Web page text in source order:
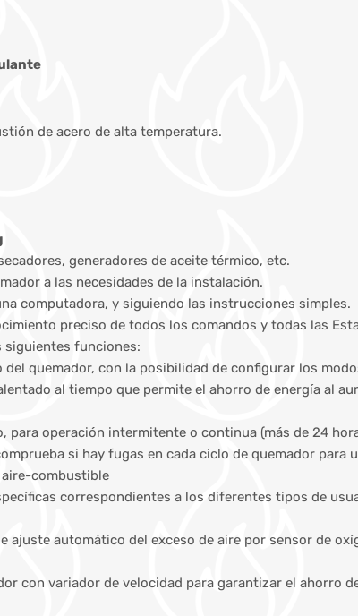
de acero de alta temperatura.
generadores de aceite térmico, etc.
a las necesidades de la instalación.
computadora, y siguiendo las instrucciones simples.
preciso de todos los comandos y todas las
siguientes funciones:
quemador, con la posibilidad de configurar los
al tiempo que permite el ahorro de energía al
operación intermitente o continua (más de 24
si hay fugas en cada ciclo de quemador para
aire-combustible
correspondientes a los diferentes tipos de
ajuste automático del exceso de aire por sensor de
con variador de velocidad para garantizar el ahorro